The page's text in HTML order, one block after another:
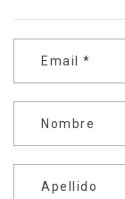
Email *
Nombre
Apellido